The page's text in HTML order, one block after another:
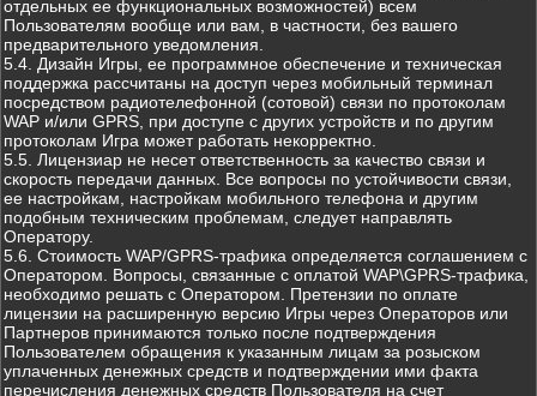
отдельных ее функциональных возможностей) всем
Пользователям вообще или вам, в частности, без вашего
предварительного уведомления.
5.4. Дизайн Игры, ее программное обеспечение и техническая
поддержка рассчитаны на доступ через мобильный терминал
посредством радиотелефонной (сотовой) связи по протоколам
WAP и/или GPRS, при доступе с других устройств и по другим
протоколам Игра может работать некорректно.
5.5. Лицензиар не несет ответственность за качество связи и
скорость передачи данных. Все вопросы по устойчивости связи,
ее настройкам, настройкам мобильного телефона и другим
подобным техническим проблемам, следует направлять
Оператору.
5.6. Стоимость WAP/GPRS-трафика определяется соглашением с
Оператором. Вопросы, связанные с оплатой WAP\GPRS-трафика,
необходимо решать с Оператором. Претензии по оплате
лицензии на расширенную версию Игры через Операторов или
Партнеров принимаются только после подтверждения
Пользователем обращения к указанным лицам за розыском
уплаченных денежных средств и подтверждении ими факта
перечисления денежных средств Пользователя на счет